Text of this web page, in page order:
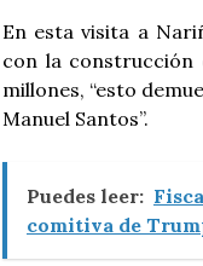
En esta visita a
con la construcción
millones, “esto
Manuel Santos”.
Puedes leer:
comitiva de